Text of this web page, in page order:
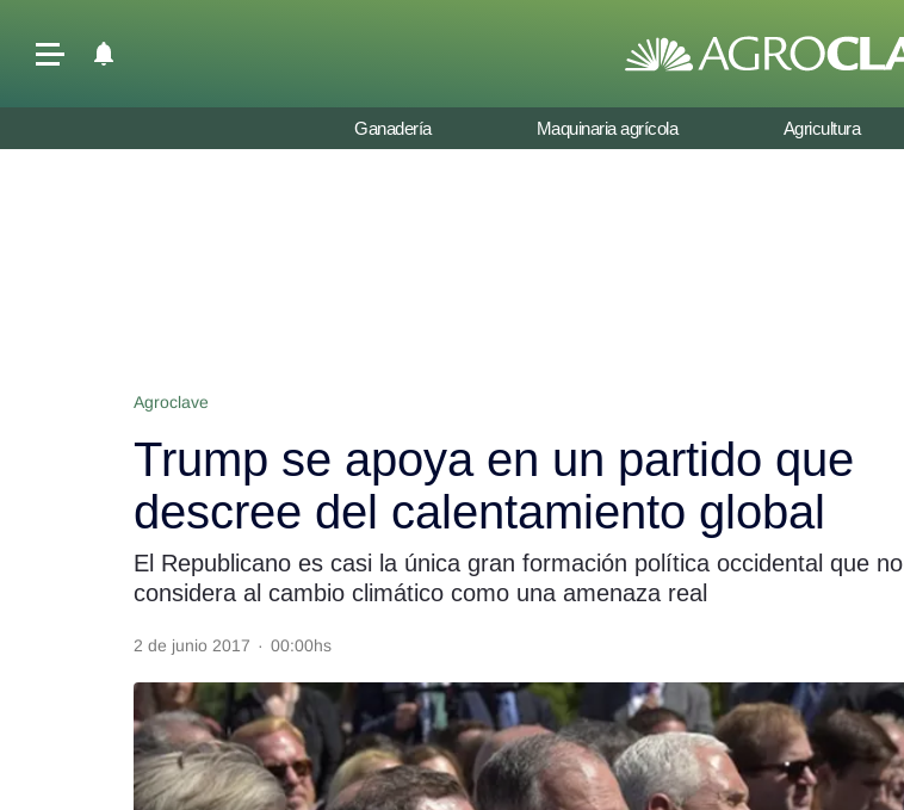
Seguinos
Ganadería Maquinaria agrícola Agricultura
Agroclave
Trump se apoya en un partido que
descree del calentamiento global
El Republicano es casi la única gran formación política occidental que no
considera al cambio climático como una amenaza real
2 de junio 2017 · 00:00hs